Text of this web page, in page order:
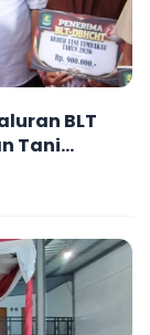
BLT
Tani